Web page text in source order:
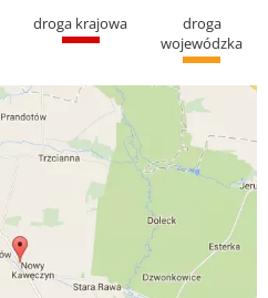
droga krajowa
droga
wojewódzka